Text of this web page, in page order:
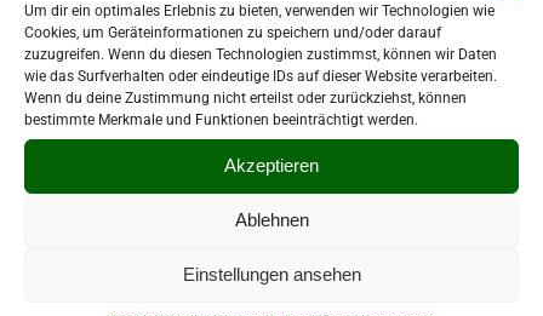
Um dir ein optimales Erlebnis zu bieten, verwenden wir Technologien wie
Cookies, um Geräteinformationen zu speichern und/oder darauf
zuzugreifen. Wenn du diesen Technologien zustimmst, können wir Daten
wie das Surfverhalten oder eindeutige IDs auf dieser Website verarbeiten.
Wenn du deine Zustimmung nicht erteilst oder zurückziehst, können
bestimmte Merkmale und Funktionen beeinträchtigt werden.
Akzeptieren
Ablehnen
Einstellungen ansehen
Dieter Hüttner erhält höchste
Auszeichnung des LSB
27. April 2026 | Vereine